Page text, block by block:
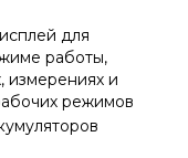
для
работы,
измерениях и
режимов